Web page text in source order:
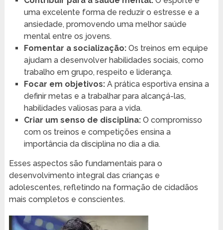
uma excelente forma de reduzir o estresse e a
ansiedade, promovendo uma melhor saúde
mental entre os jovens.
Fomentar a socialização:Os treinos em equipe
ajudam a desenvolver habilidades sociais, como
trabalho em grupo, respeito e liderança.
Focar em objetivos:A prática esportiva ensina a
definir metas e a trabalhar para alcançá-las,
habilidades valiosas para a vida.
Criar um senso de disciplina:O compromisso
com os treinos e competições ensina a
importância da disciplina no dia a dia.
Esses aspectos são fundamentais para o
desenvolvimento integral das crianças e
adolescentes, refletindo na formação de cidadãos
mais completos e conscientes.